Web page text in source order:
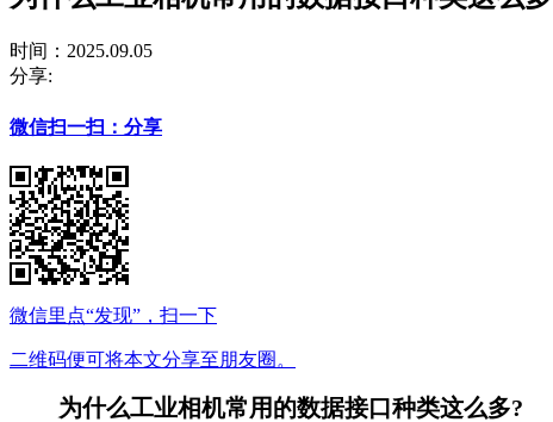
时间：2025.09.05
分享:
微信扫一扫：分享
微信里点“发现”，扫一下
二维码便可将本文分享至朋友圈。
为什么工业相机常用的数据接口种类这么多?